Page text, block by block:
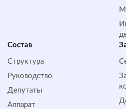
Состав
Структура
Руководство
Депутаты
Аппарат